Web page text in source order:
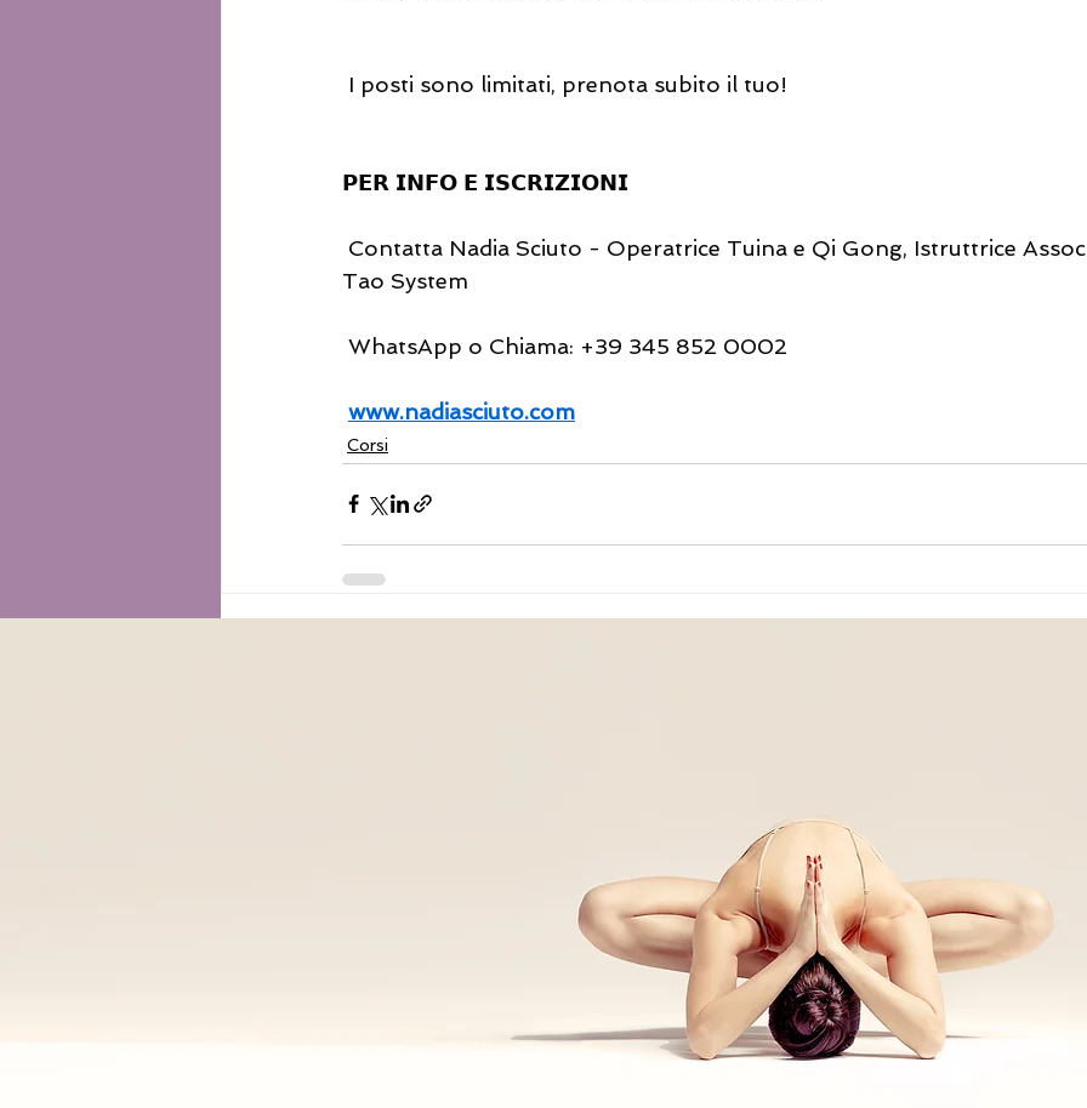
I posti sono limitati, prenota subito il tuo!
𝗣𝗘𝗥 𝗜𝗡𝗙𝗢 𝗘 𝗜𝗦𝗖𝗥𝗜𝗭𝗜𝗢𝗡𝗜
Tao System
WhatsApp o Chiama: ‪+39 345 852 0002‬
www.nadiasciuto.com
Corsi